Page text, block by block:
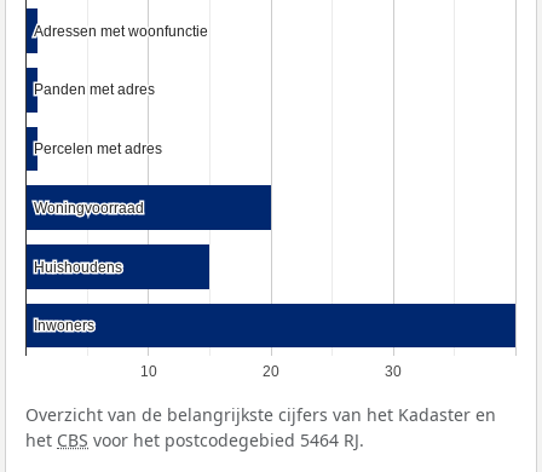
10 20 30
Adressen met woonfunctie
Adressen met woonfunctie
Panden met adres
Panden met adres
Percelen met adres
Percelen met adres
Woningvoorraad
Woningvoorraad
Huishoudens
Huishoudens
Inwoners
Inwoners
Overzicht van de belangrijkste cijfers van het Kadaster en
het CBS voor het postcodegebied 5464 RJ.